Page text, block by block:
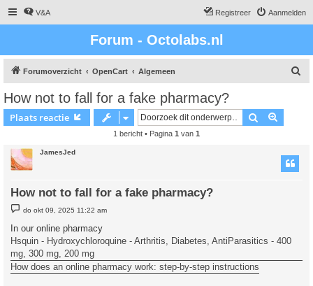
V&A Aanmelden
Registreer
Forum - Octolabs.nl
Forumoverzicht OpenCart Algemeen
How not to fall for a fake pharmacy?
Plaats reactie Zoek
1 bericht • Pagina 1 van 1
JamesJed
How not to fall for a fake pharmacy?
e
i
c
t
do okt 09, 2025 11:22 am
In our online pharmacy
Hsquin - Hydroxychloroquine - Arthritis, Diabetes, AntiParasitics - 400
mg, 300 mg, 200 mg
How does an online pharmacy work: step-by-step instructions